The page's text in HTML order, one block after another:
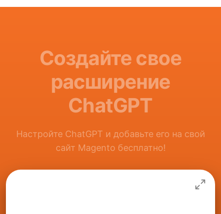
Создайте свое
расширение
ChatGPT
Настройте ChatGPT и добавьте его на свой
сайт Magento бесплатно!